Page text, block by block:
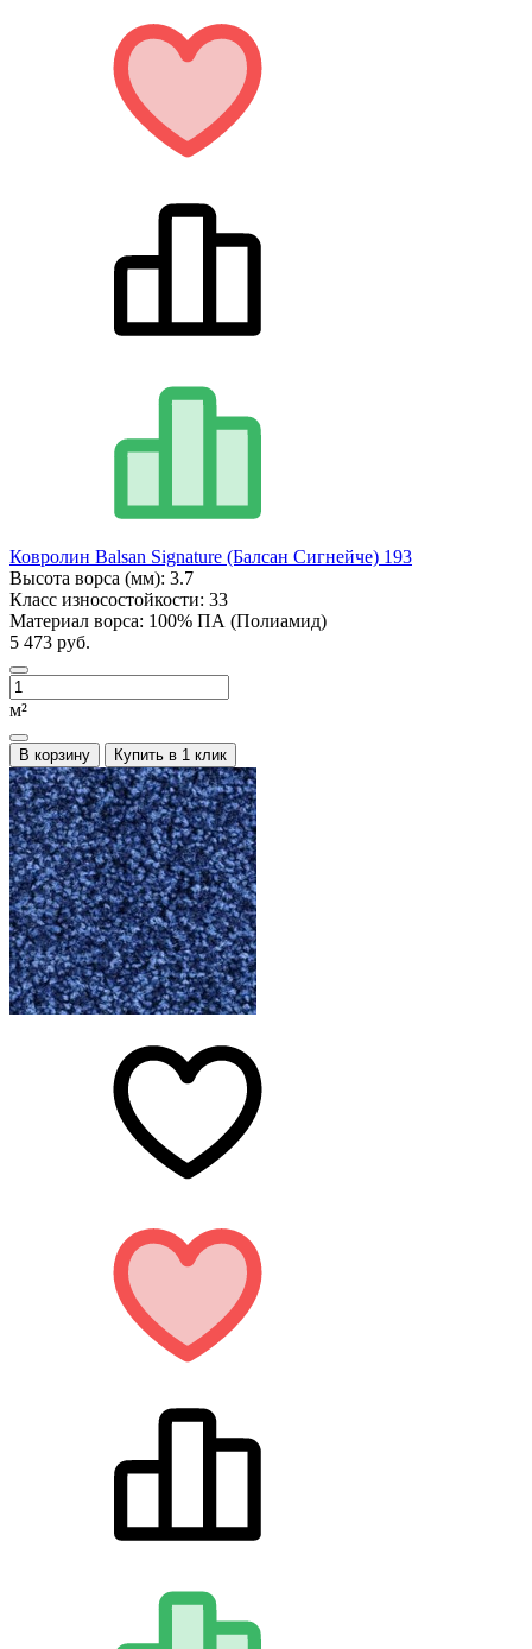
Ковролин Balsan Signature (Балсан Сигнейче) 193
Высота ворса (мм): 3.7
Класс износостойкости: 33
Материал ворса: 100% ПА (Полиамид)
5 473 руб.
м²
В корзину Купить в 1 клик